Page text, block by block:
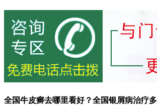
全国牛皮癣去哪里看好？全国银屑病治疗